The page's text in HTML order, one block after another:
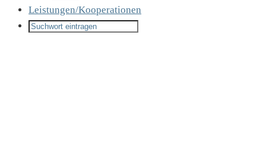
Leistungen/Kooperationen